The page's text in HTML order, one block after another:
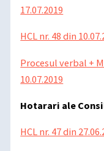
17.07.2019
HCL nr. 48 din
Procesul verbal +
10.07.2019
Hotarari ale
HCL nr. 47 din